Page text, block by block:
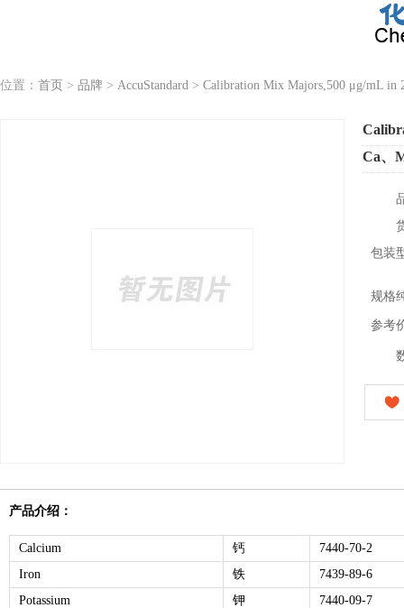
位置： 首页 > 品牌 > AccuStandard > Calibration Mix Majors,500 μg/mL in
Ca、
包装
规格
参考
产品介绍：
Calcium 钙
7440-70-2
Iron
铁
7439-89-6
Potassium
钾
7440-09-7